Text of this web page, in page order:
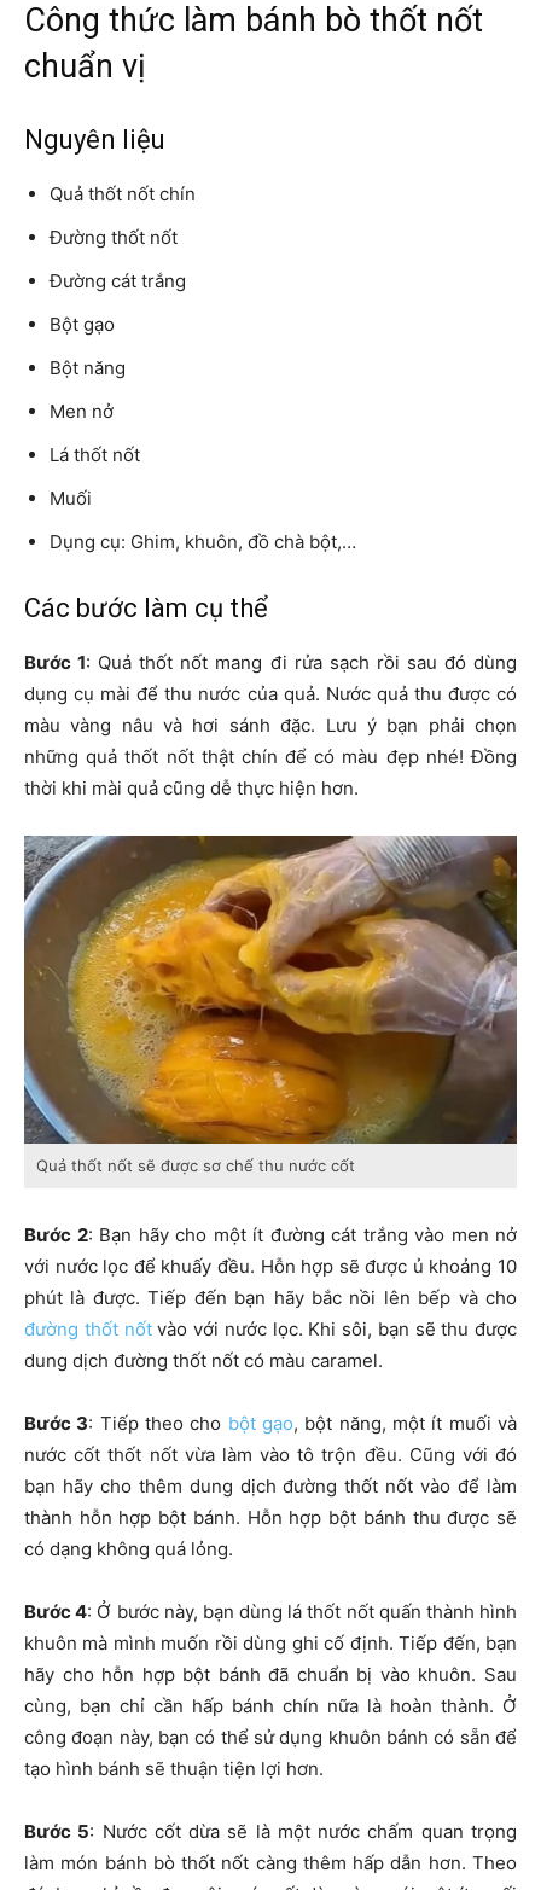
Công thức làm bánh bò thốt nốt
chuẩn vị
Nguyên liệu
Quả thốt nốt chín
Đường thốt nốt
Đường cát trắng
Bột gạo
Bột năng
Men nở
Lá thốt nốt
Muối
Dụng cụ: Ghim, khuôn, đồ chà bột,…
Các bước làm cụ thể
Bước 1: Quả thốt nốt mang đi rửa sạch rồi sau đó dùng
dụng cụ mài để thu nước của quả. Nước quả thu được có
màu vàng nâu và hơi sánh đặc. Lưu ý bạn phải chọn
những quả thốt nốt thật chín để có màu đẹp nhé! Đồng
thời khi mài quả cũng dễ thực hiện hơn.
Quả thốt nốt sẽ được sơ chế thu nước cốt
Bước 2: Bạn hãy cho một ít đường cát trắng vào men nở
với nước lọc để khuấy đều. Hỗn hợp sẽ được ủ khoảng 10
phút là được. Tiếp đến bạn hãy bắc nồi lên bếp và cho
đường thốt nốtvào với nước lọc. Khi sôi, bạn sẽ thu được
dung dịch đường thốt nốt có màu caramel.
Bước 3: Tiếp theo cho bột gạo, bột năng, một ít muối và
nước cốt thốt nốt vừa làm vào tô trộn đều. Cũng với đó
bạn hãy cho thêm dung dịch đường thốt nốt vào để làm
thành hỗn hợp bột bánh. Hỗn hợp bột bánh thu được sẽ
có dạng không quá lỏng.
Bước 4: Ở bước này, bạn dùng lá thốt nốt quấn thành hình
khuôn mà mình muốn rồi dùng ghi cố định. Tiếp đến, bạn
hãy cho hỗn hợp bột bánh đã chuẩn bị vào khuôn. Sau
cùng, bạn chỉ cần hấp bánh chín nữa là hoàn thành. Ở
công đoạn này, bạn có thể sử dụng khuôn bánh có sẵn để
tạo hình bánh sẽ thuận tiện lợi hơn.
Bước 5: Nước cốt dừa sẽ là một nước chấm quan trọng
làm món bánh bò thốt nốt càng thêm hấp dẫn hơn. Theo